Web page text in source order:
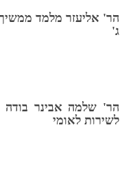
הר' אליעזר מלמד
ג'
הר' שלמה אבינר בודה
לשירות לאומי